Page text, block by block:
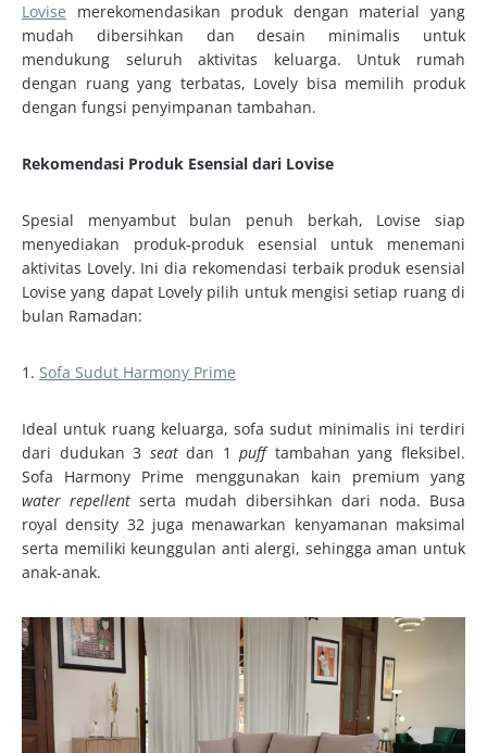
Lovise merekomendasikan produk dengan material yang
mudah dibersihkan dan desain minimalis untuk
mendukung seluruh aktivitas keluarga. Untuk rumah
dengan ruang yang terbatas, Lovely bisa memilih produk
dengan fungsi penyimpanan tambahan.
Rekomendasi Produk Esensial dari Lovise
Spesial menyambut bulan penuh berkah, Lovise siap
menyediakan produk-produk esensial untuk menemani
aktivitas Lovely. Ini dia rekomendasi terbaik produk esensial
Lovise yang dapat Lovely pilih untuk mengisi setiap ruang di
bulan Ramadan:
1. Sofa Sudut Harmony Prime
Ideal untuk ruang keluarga, sofa sudut minimalis ini terdiri
dari dudukan 3 seatdan 1puff tambahan yang fleksibel.
Sofa Harmony Prime menggunakan kain premium yang
water repellent serta mudah dibersihkan dari noda. Busa
royal density 32 juga menawarkan kenyamanan maksimal
serta memiliki keunggulan anti alergi, sehingga aman untuk
anak-anak.